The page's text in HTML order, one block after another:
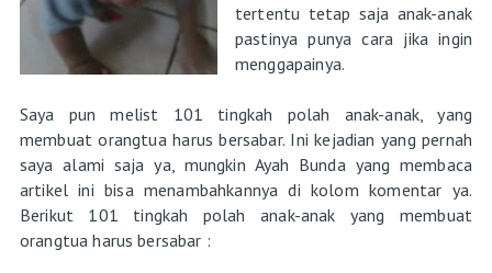
tertentu tetap saja anak-anak
pastinya punya cara jika ingin
menggapainya.
Saya pun melist 101 tingkah polah anak-anak, yang
membuat orangtua harus bersabar. Ini kejadian yang pernah
saya alami saja ya, mungkin Ayah Bunda yang membaca
artikel ini bisa menambahkannya di kolom komentar ya.
Berikut 101 tingkah polah anak-anak yang membuat
orangtua harus bersabar :